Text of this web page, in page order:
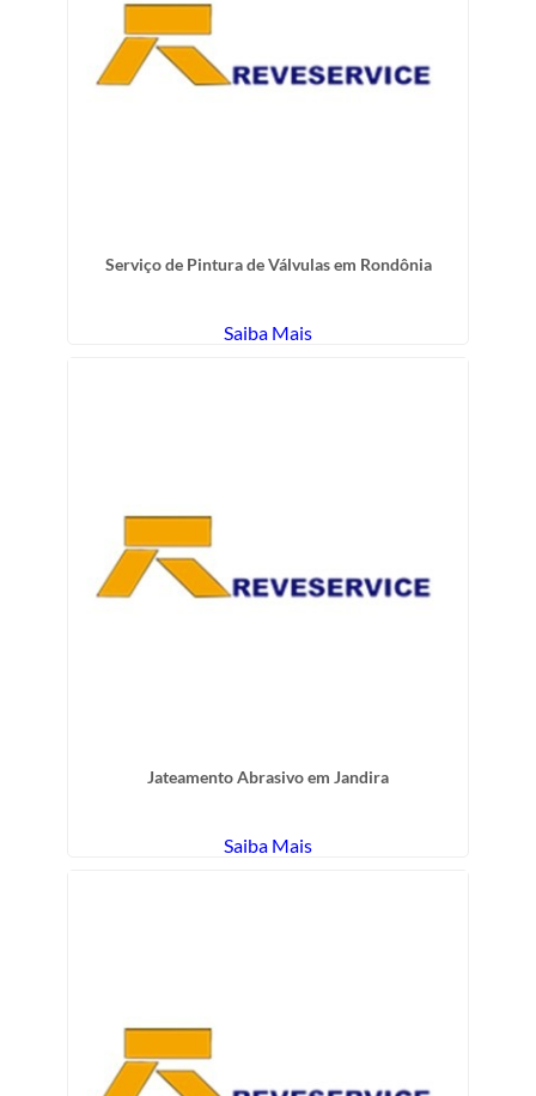
Serviço de Pintura de Válvulas em Rondônia
Saiba Mais
Jateamento Abrasivo em Jandira
Saiba Mais